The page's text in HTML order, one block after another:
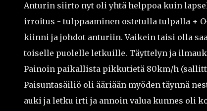
Anturin siirto nyt oli yhtä helppoa kuin
irroitus - tulppaaminen ostetulla tulpalla +
kiinni ja johdot anturiin. Vaikein taisi olla
toiselle puolelle letkuille. Täyttelyn ja
Painoin paikallista pikkutietä 80km/h
Paisuntasäiliö oli ääriään myöden täynnä
auki ja letku irti ja annoin valua kunnes oli